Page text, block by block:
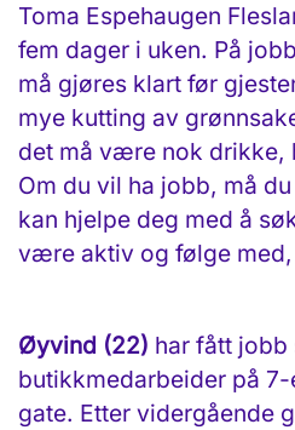
Toma Espehaugen
fem dager i uken. På
må gjøres klart før
mye kutting av
det må være nok drikke,
Om du vil ha jobb, må
kan hjelpe deg med å
være aktiv og følge med,
Øyvind (22) har fått jobb
butikkmedarbeider på
gate. Etter vidergående